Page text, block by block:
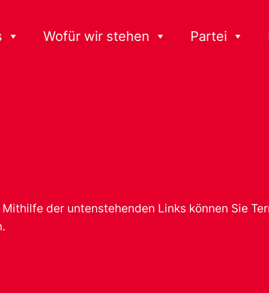
Wofür wir stehen Partei
der untenstehenden Links können Sie